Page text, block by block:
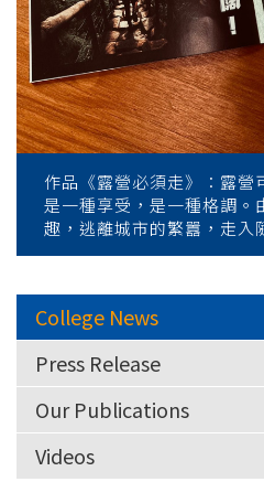
作品《露營必須走》：露營
是一種享受，是一種格調。
趣，逃離城市的繁囂，走入
College News
Press Release
Our Publications
Videos